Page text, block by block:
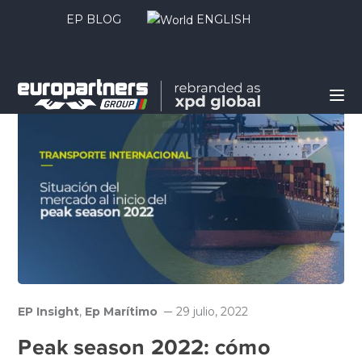
EP BLOG ENGLISH
EP Insight, Ep Marítimo 29 julio, 2022
Peak season 2022: cómo